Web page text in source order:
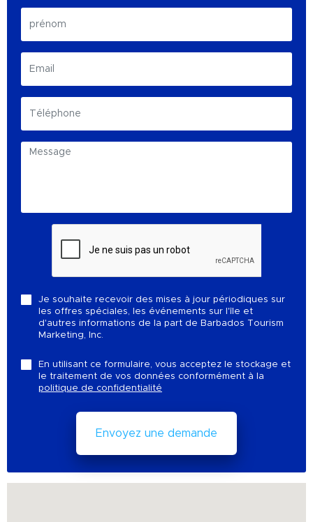
Je souhaite recevoir des mises à jour périodiques sur
les offres spéciales, les événements sur l'île et
d'autres informations de la part de Barbados Tourism
Marketing, Inc.
En utilisant ce formulaire, vous acceptez le stockage et
le traitement de vos données conformément à la
politique de confidentialité